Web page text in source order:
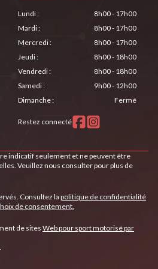
Lundi:
8h00 - 17h00
Mardi:
8h00 - 17h00
Mercredi:
8h00 - 17h00
Jeudi:
8h00 - 18h00
Vendredi:
8h00 - 18h00
Samedi:
9h00 - 12h00
Dimanche: Fermé
Restez connecté
indicatif seulement et ne peuvent être
Veuillez nous consulter pour plus de
Consultez la politique de confidentialité
de consentement.
de sites Web pour sport motorisé par
.